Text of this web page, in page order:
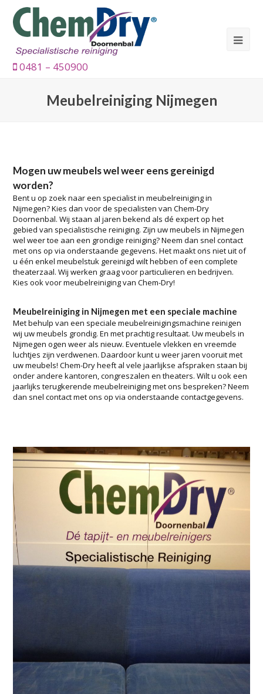
0481 – 450900
Meubelreiniging Nijmegen
Mogen uw meubels wel weer eens gereinigd
worden?
Bent u op zoek naar een specialist in meubelreiniging in
Nijmegen? Kies dan voor de specialisten van Chem-Dry
Doornenbal. Wij staan al jaren bekend als dé expert op het
gebied van specialistische reiniging. Zijn uw meubels in Nijmegen
wel weer toe aan een grondige reiniging? Neem dan snel contact
met ons op via onderstaande gegevens. Het maakt ons niet uit of
u één enkel meubelstuk gereinigd wilt hebben of een complete
theaterzaal. Wij werken graag voor particulieren en bedrijven.
Kies ook voor meubelreiniging van Chem-Dry!
Meubelreiniging in Nijmegen met een speciale machine
Met behulp van een speciale meubelreinigingsmachine reinigen
wij uw meubels grondig. En met prachtig resultaat. Uw meubels in
Nijmegen ogen weer als nieuw. Eventuele vlekken en vreemde
luchtjes zijn verdwenen. Daardoor kunt u weer jaren vooruit met
uw meubels! Chem-Dry heeft al vele jaarlijkse afspraken staan bij
onder andere kantoren, congreszalen en theaters. Wilt u ook een
jaarlijks terugkerende meubelreiniging met ons bespreken? Neem
dan snel contact met ons op via onderstaande contactgegevens.